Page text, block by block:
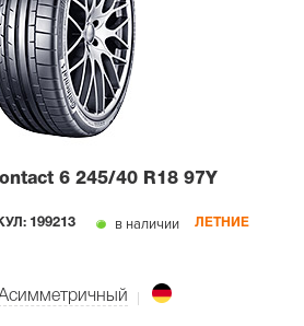
6 245/40 R18 97Y
199213 в наличии ЛЕТНИЕ